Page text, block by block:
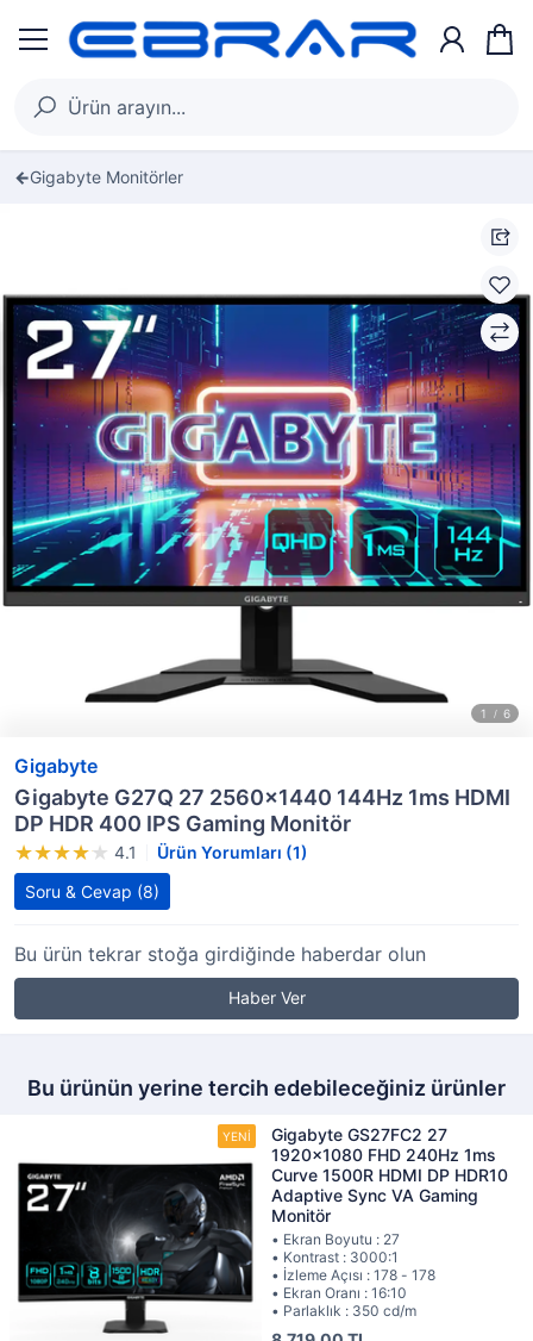
Gigabyte Monitörler
Gigabyte
Gigabyte G27Q 27 2560x1440 144Hz 1ms HDMI
DP HDR 400 IPS Gaming Monitör
4.1
Ürün Yorumları (1)
Soru & Cevap (8)
Bu ürün tekrar stoğa girdiğinde haberdar olun
Haber Ver
Bu ürünün yerine tercih edebileceğiniz ürünler
Gigabyte GS27FC2 27
1920x1080 FHD 240Hz 1ms
Curve 1500R HDMI DP HDR10
Adaptive Sync VA Gaming
Monitör
• Ekran Boyutu : 27
• Kontrast : 3000:1
• İzleme Açısı : 178 - 178
• Ekran Oranı : 16:10
• Parlaklık : 350 cd/m